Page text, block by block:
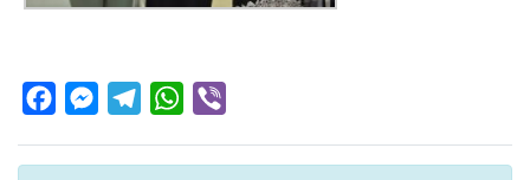
FacebookMessenger
TelegramWhatsApp